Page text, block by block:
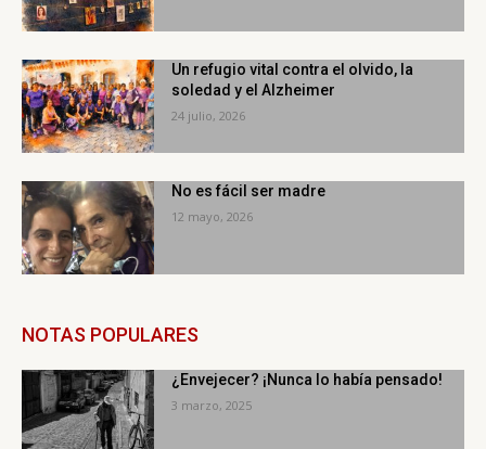
Un refugio vital contra el olvido, la
soledad y el Alzheimer
24 julio, 2026
No es fácil ser madre
12 mayo, 2026
NOTAS POPULARES
¿Envejecer? ¡Nunca lo había pensado!
3 marzo, 2025